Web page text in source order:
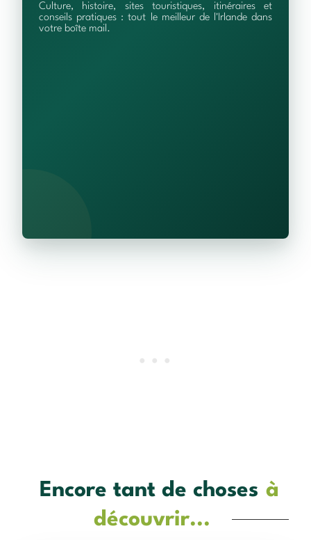
Culture, histoire, sites touristiques, itinéraires et
conseils pratiques : tout le meilleur de l'Irlande dans
votre boîte mail.
Encore tant de choses à
découvrir...